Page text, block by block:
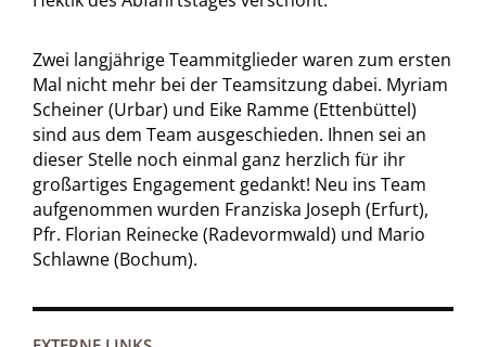
Zwei langjährige Teammitglieder waren zum ersten
Mal nicht mehr bei der Teamsitzung dabei. Myriam
Scheiner (Urbar) und Eike Ramme (Ettenbüttel)
sind aus dem Team ausgeschieden. Ihnen sei an
dieser Stelle noch einmal ganz herzlich für ihr
großartiges Engagement gedankt! Neu ins Team
aufgenommen wurden Franziska Joseph (Erfurt),
Pfr. Florian Reinecke (Radevormwald) und Mario
Schlawne (Bochum).